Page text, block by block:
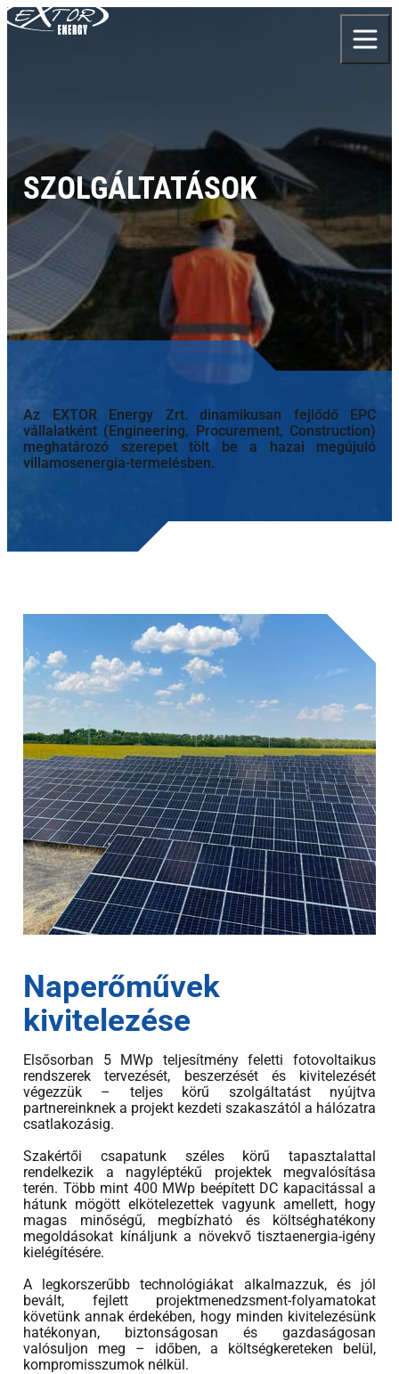
Skip to content
SZOLGÁLTATÁSOK
Az EXTOR Energy Zrt. dinamikusan fejlődő EPC
vállalatként (Engineering, Procurement, Construction)
meghatározó szerepet tölt be a hazai megújuló
villamosenergia-termelésben.
Naperőművek
kivitelezése
Elsősorban 5 MWp teljesítmény feletti fotovoltaikus
rendszerek tervezését, beszerzését és kivitelezését
végezzük – teljes körű szolgáltatást nyújtva
partnereinknek a projekt kezdeti szakaszától a hálózatra
csatlakozásig.
Szakértői csapatunk széles körű tapasztalattal
rendelkezik a nagyléptékű projektek megvalósítása
terén. Több mint 400 MWp beépített DC kapacitással a
hátunk mögött elkötelezettek vagyunk amellett, hogy
magas minőségű, megbízható és költséghatékony
megoldásokat kínáljunk a növekvő tisztaenergia-igény
kielégítésére.
A legkorszerűbb technológiákat alkalmazzuk, és jól
bevált, fejlett projektmenedzsment-folyamatokat
követünk annak érdekében, hogy minden kivitelezésünk
hatékonyan, biztonságosan és gazdaságosan
valósuljon meg – időben, a költségkereteken belül,
kompromisszumok nélkül.